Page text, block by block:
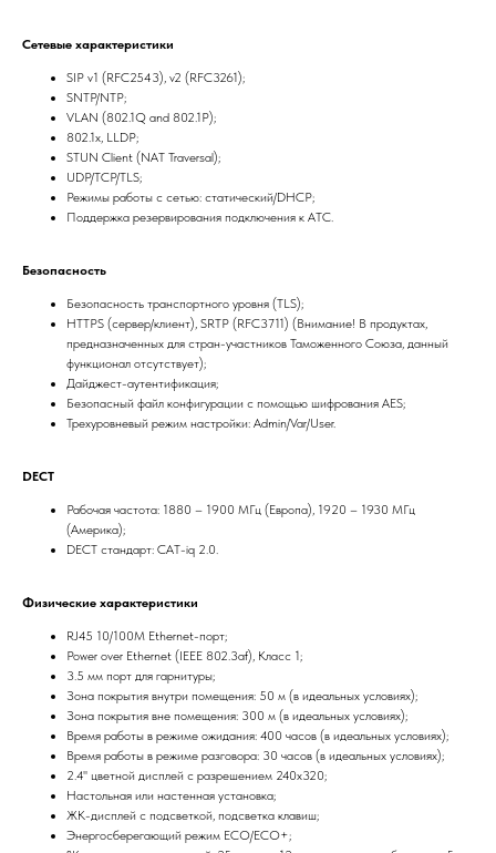
Сетевые характеристики
SIP v1 (RFC2543), v2 (RFC3261);
SNTP/NTP;
VLAN (802.1Q and 802.1P);
802.1x, LLDP;
STUN Client (NAT Traversal);
UDP/TCP/TLS;
Режимы работы с сетью: статический/DHCP;
Поддержка резервирования подключения к АТС.
Безопасность
Безопасность транспортного уровня (TLS);
HTTPS (сервер/клиент), SRTP (RFC3711) (Внимание! В продуктах,
предназначенных для стран-участников Таможенного Союза, данный
функционал отсутствует);
Дайджест-аутентификация;
Безопасный файл конфигурации с помощью шифрования AES;
Трехуровневый режим настройки: Admin/Var/User.
DECT
Рабочая частота: 1880 – 1900 МГц (Европа), 1920 – 1930 МГц
(Америка);
DECT стандарт: CAT-iq 2.0.
Физические характеристики
RJ45 10/100M Ethernet-порт;
Power over Ethernet (IEEE 802.3af), Класс 1;
3.5 мм порт для гарнитуры;
Зона покрытия внутри помещения: 50 м (в идеальных условиях);
Зона покрытия вне помещения: 300 м (в идеальных условиях);
Время работы в режиме ожидания: 400 часов (в идеальных условиях);
Время работы в режиме разговора: 30 часов (в идеальных условиях);
2.4'' цветной дисплей с разрешением 240х320;
Настольная или настенная установка;
ЖК-дисплей с подсветкой, подсветка клавиш;
Энергосберегающий режим ECO/ECO+;